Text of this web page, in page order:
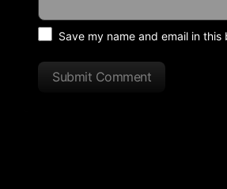
Save my name and email in
Submit Comment